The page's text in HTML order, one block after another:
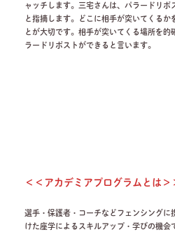
ャッチします。三宅さんは、パラードリポ
と指摘します。どこに相手が突いてくるか
とが大切です。相手が突いてくる場所を
ラードリポストができると言います。
＜＜アカデミアプログラムとは＞
選手・保護者・コーチなどフェンシングに
けた座学によるスキルアップ・学びの機会